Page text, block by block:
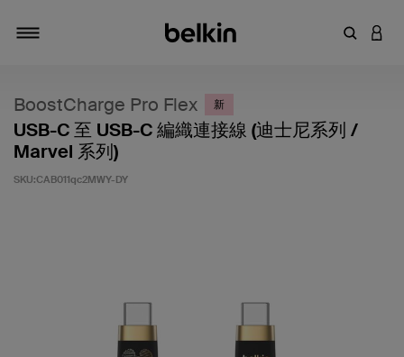
輸入關鍵
登入
BoostCharge Pro Flex 新
USB-C 至 USB-C 編織連接線 (迪士尼系列 /
Marvel 系列)
SKU:CAB011qc2MWY-DY